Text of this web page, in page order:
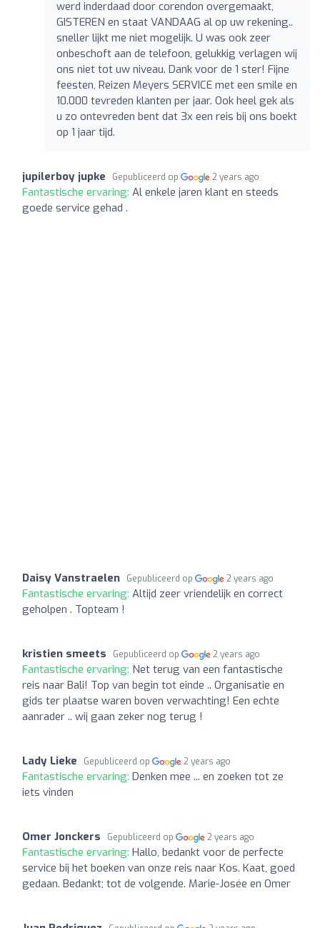
werd inderdaad door corendon overgemaakt,
GISTEREN en staat VANDAAG al op uw rekening..
sneller lijkt me niet mogelijk. U was ook zeer
onbeschoft aan de telefoon, gelukkig verlagen wij
ons niet tot uw niveau. Dank voor de 1 ster! Fijne
feesten, Reizen Meyers SERVICE met een smile en
10.000 tevreden klanten per jaar. Ook heel gek als
u zo ontevreden bent dat 3x een reis bij ons boekt
op 1 jaar tijd.
jupilerboy jupke Gepubliceerd op 2 years ago
Fantastische ervaring: Al enkele jaren klant en steeds
goede service gehad .
Daisy Vanstraelen Gepubliceerd op 2 years ago
Fantastische ervaring: Altijd zeer vriendelijk en correct
geholpen . Topteam !
kristien smeets Gepubliceerd op 2 years ago
Fantastische ervaring: Net terug van een fantastische
reis naar Bali! Top van begin tot einde .. Organisatie en
gids ter plaatse waren boven verwachting! Een echte
aanrader .. wij gaan zeker nog terug !
Lady Lieke Gepubliceerd op 2 years ago
Fantastische ervaring: Denken mee ... en zoeken tot ze
iets vinden
Omer Jonckers Gepubliceerd op 2 years ago
Fantastische ervaring: Hallo, bedankt voor de perfecte
service bij het boeken van onze reis naar Kos. Kaat, goed
gedaan. Bedankt; tot de volgende. Marie-Josée en Omer